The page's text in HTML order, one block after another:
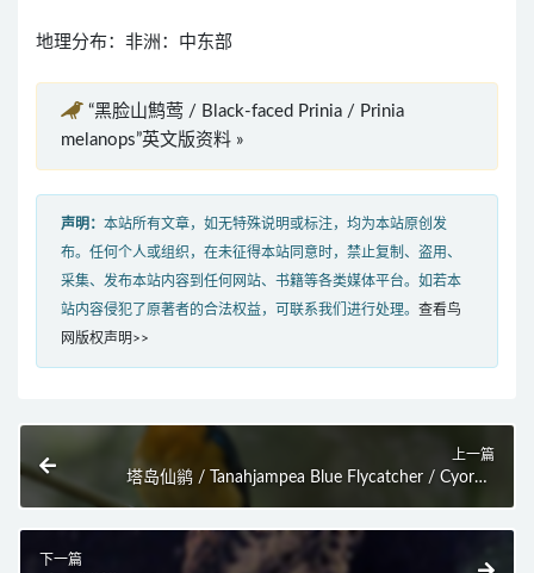
地理分布：非洲：中东部
“黑脸山鹪莺 / Black-faced Prinia / Prinia
melanops”英文版资料 »
声明： 本站所有文章，如无特殊说明或标注，均为本站原创发
布。任何个人或组织，在未征得本站同意时，禁止复制、盗用、
采集、发布本站内容到任何网站、书籍等各类媒体平台。如若本
站内容侵犯了原著者的合法权益，可联系我们进行处理。 查看鸟
网版权声明>>
上一篇
塔岛仙鹟 / Tanahjampea Blue Flycatcher / Cyornis
下一篇